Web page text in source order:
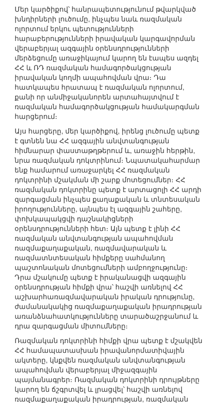
Մեր կարծիքով՝ հանրապետությունում թվարկված
խնդիրների լուծումը, ինչպես նաև ռազմական
ոլորտում երկու պետությունների
հարաբերությունների իրավական կարգավորման
վերաբերյալ ազգային օրենսդրությունների
մերձեցումը առաջիկայում կարող են էապես ազդել
ՀՀ և ՌԴ ռազմական համագործակցության
իրավական կողմի ապահովման վրա։ Դա
հատկապես հրատապ է ռազմական ոլորտում,
քանի որ անմիջականորեն արտահայտվում է
ռազմական համագործակցության համակարգման
հարցերում։
Այս հարցերը, մեր կարծիքով, իրենց լուծումը պետք
է գտնեն նա‎ ՀՀ ազգային անվտանգության
հիմնարար փաստաթղթերում և, առաջին հերթին,
նրա ռազմական դոկտրինում։ Նպատակահարմար
ենք համարում առաջարկել ՀՀ ռազմական
դոկտրինի մշակման մի շարք մոտեցումներ։ ՀՀ
ռազմական դոկտրինը պետք է արտացոլի ՀՀ արդի
զարգացման ինչպես քաղաքական և տնտեսական
իրողությունները, այնպես էլ ազգային շահերը,
փոխկապակցվի դաշնակիցների
օրենսդրությունների հետ։ Այն պետք է լինի ՀՀ
ռազմական անվտանգության ապահովման
ռազմաքաղաքական, ռազմավարական և
ռազմատնտեսական հիմքերը սահմանող
պաշտոնական մոտեցումների ամբողջությունը։
Դրա մշակումը պետք է իրականացվի ազգային
օրենսդրության հիմքի վրա՝ հաշվի առնելով ՀՀ
աշխարհառազմավարական իրական դրությունը,
ժամանակակից ռազմաքաղաքական իրադրության
առանձնահատկությունները տարածաշրջանում և
դրա զարգացման միտումները։
Ռազմական դոկտրինի հիմքի վրա պետք է մշակվեն
ՀՀ համապատասխան իրավանորմատիվային
ակտերը, կնքվեն ռազմական անվտանգության
ապահովման վերաբերյալ միջազգային
պայմանագրեր։ Ռազմական դոկտրինի դրույթները
կարող են ճշգրտվել և լրացվել՝ հաշվի առնելով
ռազմաքաղաքական իրադրության, ռազմական